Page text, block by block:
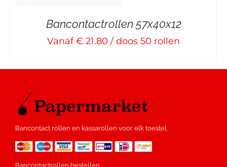
Bancontactrollen 57x40x12
Vanaf € 21.80 / doos 50 rollen
Bancontact rollen en kassarollen voor elk toestel.
Bancontactrollen bestellen